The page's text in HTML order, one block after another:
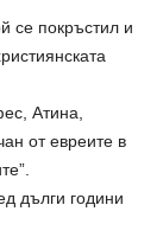
се покръстил и
Атина,
от евреите в
дълги години